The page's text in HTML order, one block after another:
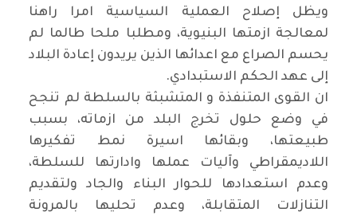
ويظل إصلاح العملية السياسية امرا راهنا
لمعالجة ازمتها البنيوية، ومطلبا ملحا طالما لم
يحسم الصراع مع اعدائها الذين يريدون إعادة البلاد
إلى عهد الحكم الاستبدادي.
ان القوى المتنفذة و المتشبثة بالسلطة لم تنجح
في وضع حلول تخرج البلد من ازماته، بسبب
طبيعتها، وبقائها اسيرة نمط تفكيرها
اللاديمقراطي وآليات عملها وادارتها للسلطة،
وعدم استعدادها للحوار البناء والجاد ولتقديم
التنازلات المتقابلة، وعدم تحليها بالمرونة